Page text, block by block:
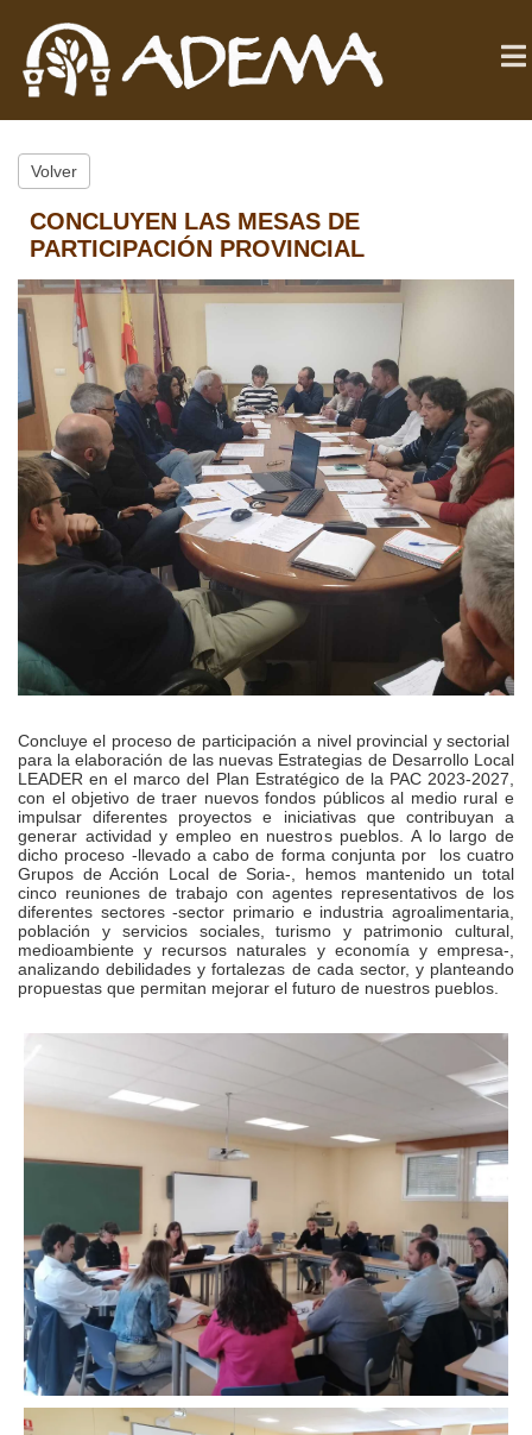
Volver
CONCLUYEN LAS MESAS DE
PARTICIPACIÓN PROVINCIAL
Concluye el proceso de participación a nivel provincial y sectorial
para la elaboración de las nuevas Estrategias de Desarrollo Local
LEADER en el marco del Plan Estratégico de la PAC 2023-2027,
con el objetivo de traer nuevos fondos públicos al medio rural e
impulsar diferentes proyectos e iniciativas que contribuyan a
generar actividad y empleo en nuestros pueblos. A lo largo de
dicho proceso -llevado a cabo de forma conjunta por los cuatro
Grupos de Acción Local de Soria-, hemos mantenido un total
cinco reuniones de trabajo con agentes representativos de los
diferentes sectores -sector primario e industria agroalimentaria,
población y servicios sociales, turismo y patrimonio cultural,
medioambiente y recursos naturales y economía y empresa-,
analizando debilidades y fortalezas de cada sector, y planteando
propuestas que permitan mejorar el futuro de nuestros pueblos.